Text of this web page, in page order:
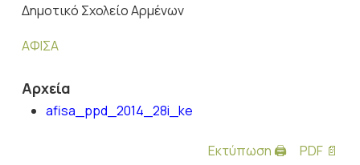
Δημοτικό Σχολείο Αρμένων
ΑΦΙΣΑ
Αρχεία
afisa_ppd_2014_28i_ke
Εκτύπωση 🖨 PDF 📄